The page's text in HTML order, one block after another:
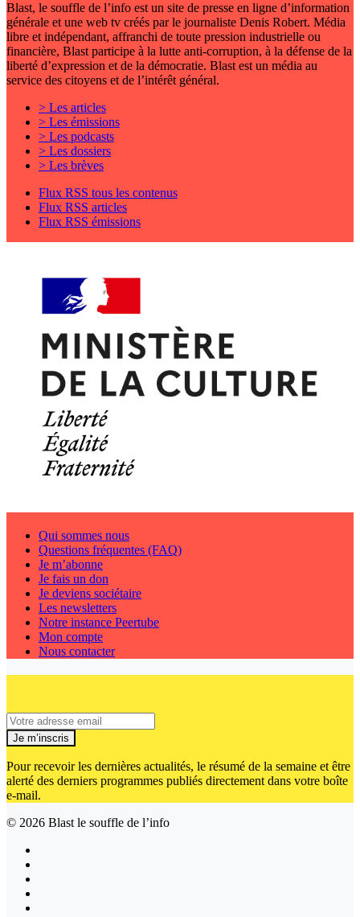
Blast, le souffle de l’info est un site de presse en ligne d’information
générale et une web tv créés par le journaliste Denis Robert. Média
libre et indépendant, affranchi de toute pression industrielle ou
financière, Blast participe à la lutte anti-corruption, à la défense de la
liberté d’expression et de la démocratie. Blast est un média au
service des citoyens et de l’intérêt général.
> Les articles
> Les émissions
> Les podcasts
> Les dossiers
> Les brèves
Flux RSS tous les contenus
Flux RSS articles
Flux RSS émissions
Qui sommes nous
Questions fréquentes (FAQ)
Je m’abonne
Je fais un don
Je deviens sociétaire
Les newsletters
Notre instance Peertube
Mon compte
Nous contacter
Je m’inscris
Pour recevoir les dernières actualités, le résumé de la semaine et être
alerté des derniers programmes publiés directement dans votre boîte
e-mail.
© 2026 Blast le souffle de l’info